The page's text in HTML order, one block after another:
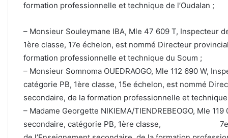
formation professionnelle et technique de l’Oudalan ;
– Monsieur Souleymane IBA, Mle 47 609 T, Inspecteur
1ère classe, 17e échelon, est nommé Directeur
formation professionnelle et technique du Soum ;
– Monsieur Somnoma OUEDRAOGO, Mle 112 690 W,
catégorie PB, 1ère classe, 15e échelon, est nommé
secondaire, de la formation professionnelle et technique
– Madame Georgette NIKIEMA/TIENDREBEOGO, Mle
secondaire, catégorie PB, 1ère classe, 7e